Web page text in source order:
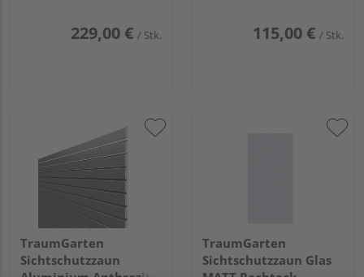
229,00 € / Stk. 115,00 € / Stk.
TraumGarten
Sichtschutzzaun
TraumGarten
Sichtschutzzaun Glas